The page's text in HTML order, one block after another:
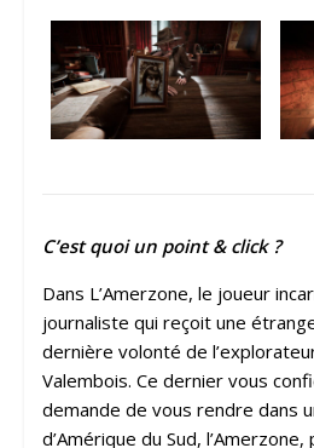
C’est quoi un point & click ?
Dans L’Amerzone, le joueur
journaliste qui reçoit une
dernière volonté de
Valembois. Ce dernier vous
demande de vous rendre dans
d’Amérique du Sud,